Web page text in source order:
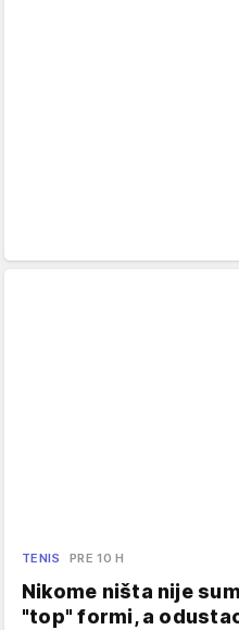
TENIS PRE 10 H
Nikome ništa nije
"top" formi, a